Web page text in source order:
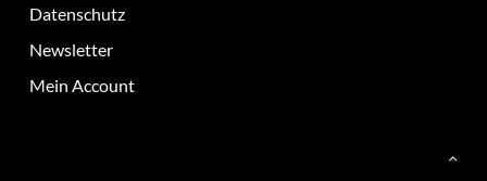
Datenschutz
Newsletter
Mein Account